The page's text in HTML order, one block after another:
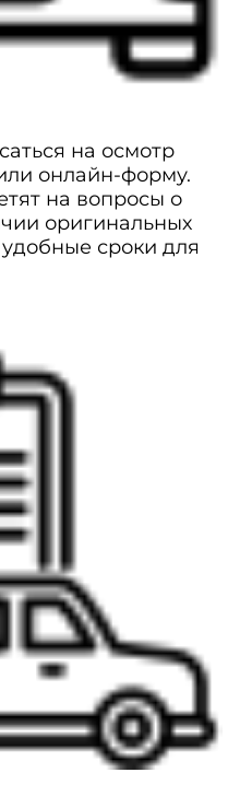
на осмотр
онлайн-форму.
на вопросы о
оригинальных
сроки для